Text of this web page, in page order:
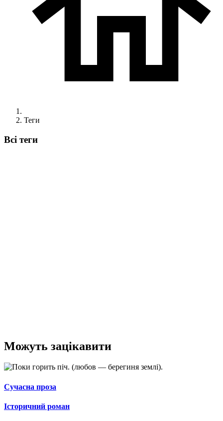
Теги
Всі теги
Можуть зацікавити
Сучасна проза
Історичний роман